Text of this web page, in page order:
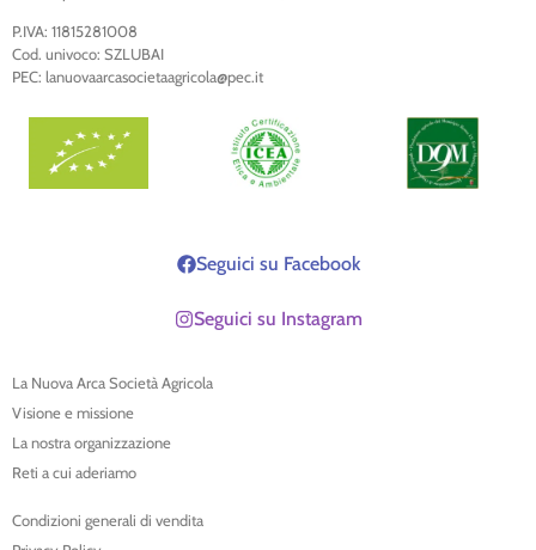
P.IVA: 11815281008
Cod. univoco: SZLUBAI
PEC: lanuovaarcasocietaagricola@pec.it
Seguici su Facebook
Seguici su Instagram
La Nuova Arca Società Agricola
Visione e missione
La nostra organizzazione
Reti a cui aderiamo
Condizioni generali di vendita